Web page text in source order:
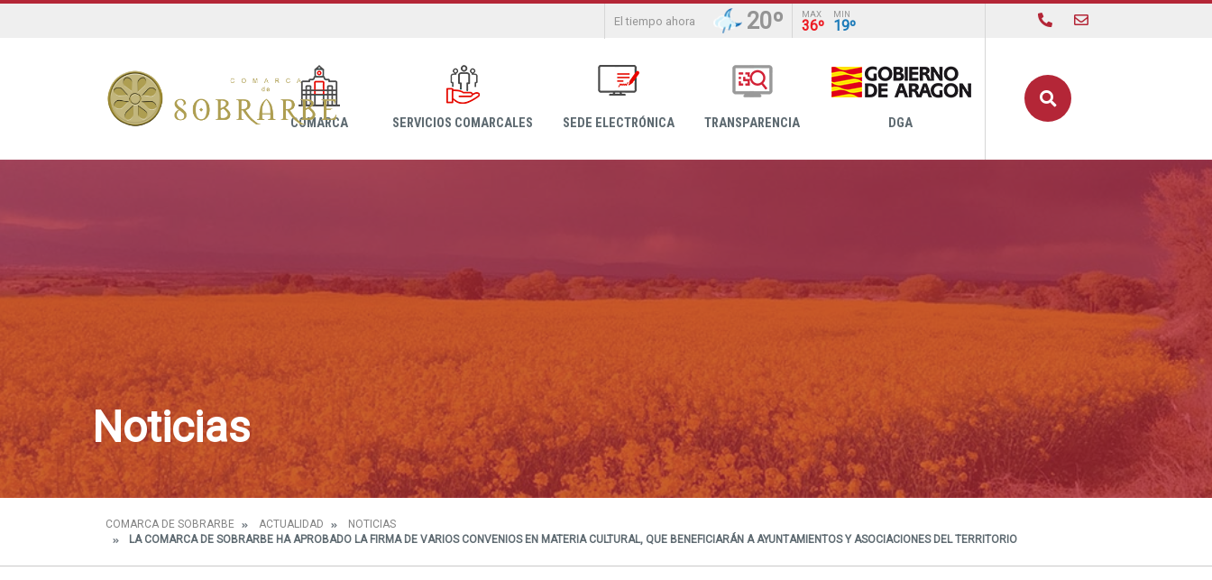
El tiempo ahora 20º MAX
36º
MIN
19º
COMARCA SERVICIOS COMARCALES SEDE ELECTRÓNICA TRANSPARENCIA DGA
Noticias
COMARCA DE SOBRARBE ACTUALIDAD
NOTICIAS
LA COMARCA DE SOBRARBE HA APROBADO LA FIRMA DE VARIOS CONVENIOS EN MATERIA CULTURAL, QUE BENEFICIARÁN A AYUNTAMIENTOS Y ASOCIACIONES DEL TERRITORIO